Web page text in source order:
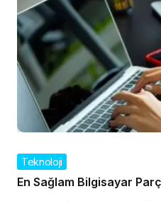
Teknoloji
En Sağlam Bilgisayar